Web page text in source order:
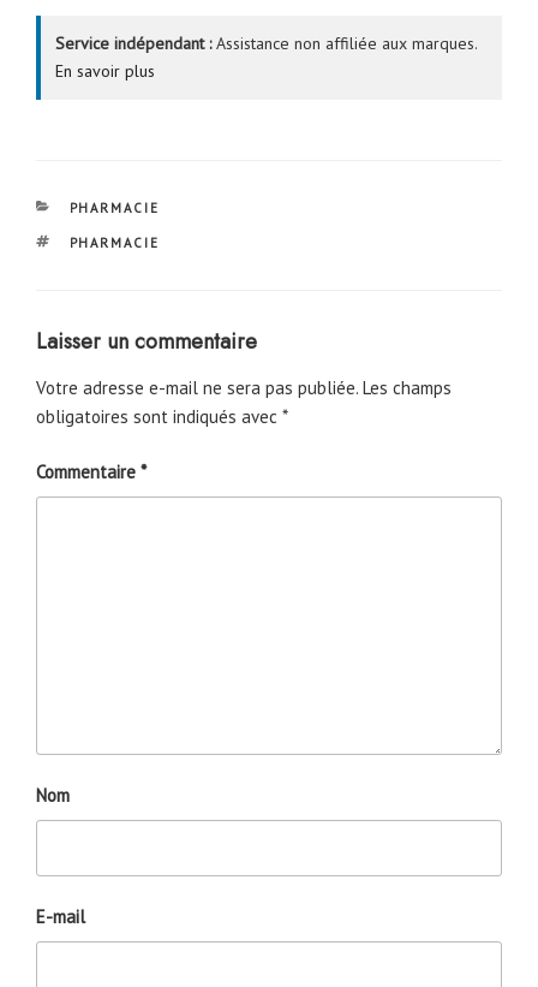
Service indépendant :Assistance non affiliée aux marques.
En savoir plus
CATÉGORIES
PHARMACIE
ÉTIQUETTES
PHARMACIE
Laisser un commentaire
Votre adresse e-mail ne sera pas publiée. Les champs
obligatoires sont indiqués avec *
Commentaire *
Nom
E-mail